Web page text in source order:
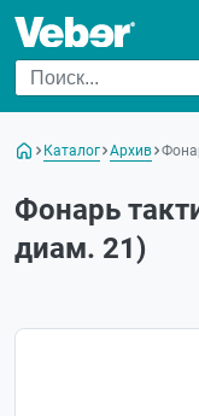
Каталог Архив
Фонарь
диам. 21)